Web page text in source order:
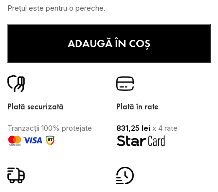
Prețul este pentru o pereche.
ADAUGĂ ÎN COȘ
Plată securizată
Tranzacții 100% protejate
Plată în rate
831,25 lei x 4 rate